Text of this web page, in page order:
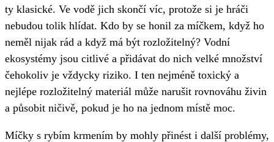
ty klasické. Ve vodě jich skončí víc, protože si je hráči
nebudou tolik hlídat. Kdo by se honil za míčkem, když ho
neměl nijak rád a když má být rozložitelný? Vodní
ekosystémy jsou citlivé a přidávat do nich velké množství
čehokoliv je vždycky riziko. I ten nejméně toxický a
nejlépe rozložitelný materiál může narušit rovnováhu živin
a působit ničivě, pokud je ho na jednom místě moc.
Míčky s rybím krmením by mohly přinést i další problémy,